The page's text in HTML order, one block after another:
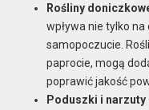
Rośliny
wpływa nie tylko
samopoczucie.
paprocie, mogą
poprawić jakość
Poduszki i narzuty